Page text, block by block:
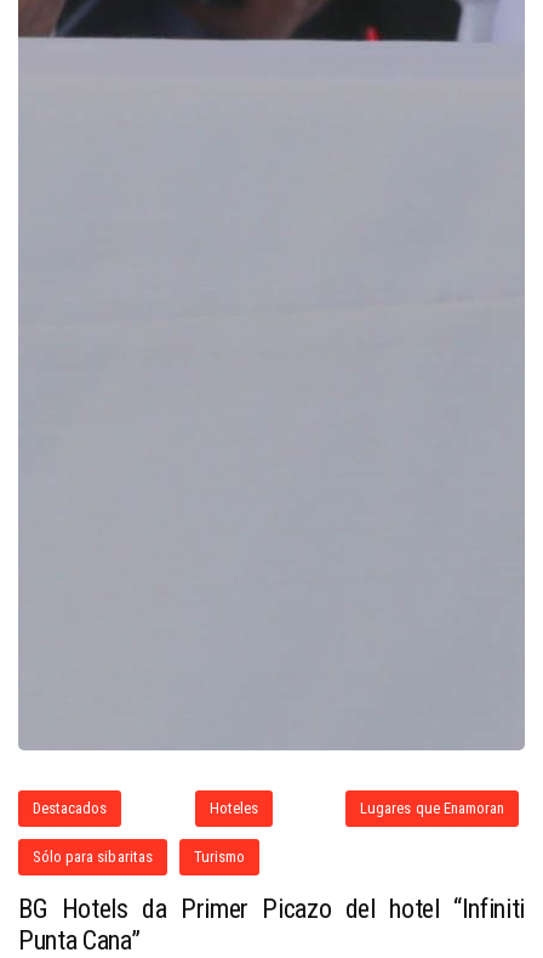
Destacados Hoteles Lugares que Enamoran
Sólo para sibaritas Turismo
BG Hotels da Primer Picazo del hotel “Infiniti
Punta Cana”